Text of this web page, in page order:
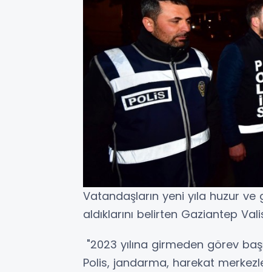
Vatandaşların yeni yıla huzur
aldıklarını belirten Gaziantep
"2023 yılına girmeden görev
Polis, jandarma, harekat